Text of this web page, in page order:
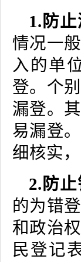
1.防止
情况一
入的单
登。个
漏登。
易漏登
细核实
2.防止
的为错
和政治
民登记